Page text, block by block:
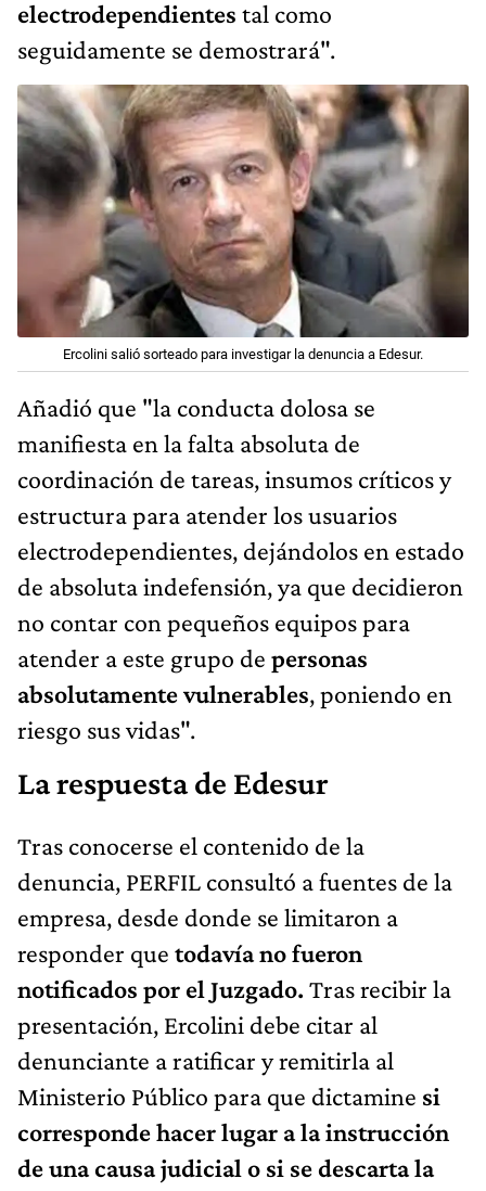
electrodependientes tal como
seguidamente se demostrará".
Ercolini salió sorteado para investigar la denuncia a Edesur.
Añadió que "la conducta dolosa se
manifiesta en la falta absoluta de
coordinación de tareas, insumos críticos y
estructura para atender los usuarios
electrodependientes, dejándolos en estado
de absoluta indefensión, ya que decidieron
no contar con pequeños equipos para
atender a este grupo de personas
absolutamente vulnerables, poniendo en
riesgo sus vidas".
La respuesta de Edesur
Tras conocerse el contenido de la
denuncia, PERFIL consultó a fuentes de la
empresa, desde donde se limitaron a
responder que todavía no fueron
notificados por el Juzgado. Tras recibir la
presentación, Ercolini debe citar al
denunciante a ratificar y remitirla al
Ministerio Público para que dictamine si
corresponde hacer lugar a la instrucción
de una causa judicial o si se descarta la